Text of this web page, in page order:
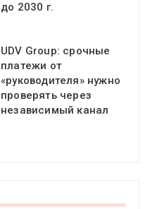
до 2030 г.
UDV Group: срочные
платежи от
«руководителя» нужно
проверять через
независимый канал